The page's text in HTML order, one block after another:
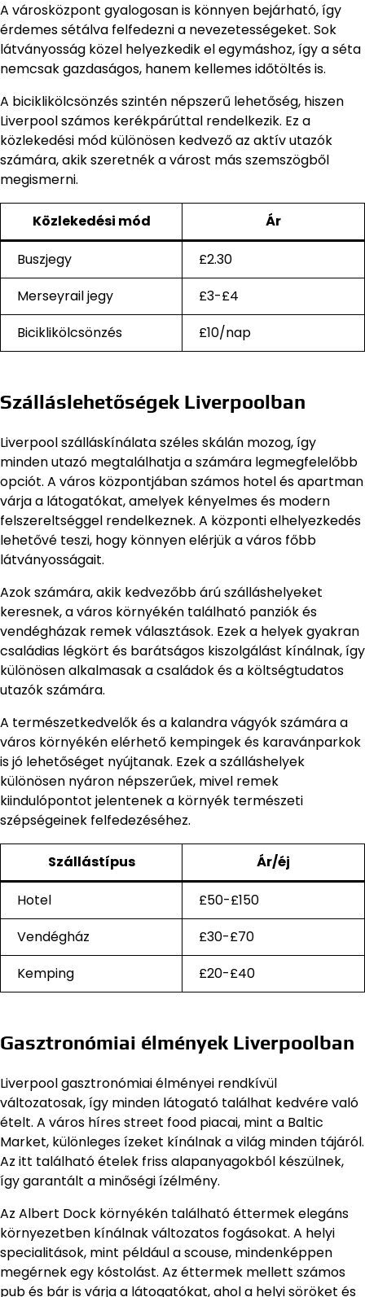
A városközpont gyalogosan is könnyen bejárható, így
érdemes sétálva felfedezni a nevezetességeket. Sok
látványosság közel helyezkedik el egymáshoz, így a séta
nemcsak gazdaságos, hanem kellemes időtöltés is.
A biciklikölcsönzés szintén népszerű lehetőség, hiszen
Liverpool számos kerékpárúttal rendelkezik. Ez a
közlekedési mód különösen kedvező az aktív utazók
számára, akik szeretnék a várost más szemszögből
megismerni.
Közlekedési mód Ár
Buszjegy
£2.30
Merseyrail jegy
£3-£4
Biciklikölcsönzés
£10/nap
Szálláslehetőségek Liverpoolban
Liverpool szálláskínálata széles skálán mozog, így
minden utazó megtalálhatja a számára legmegfelelőbb
opciót. A város központjában számos hotel és apartman
várja a látogatókat, amelyek kényelmes és modern
felszereltséggel rendelkeznek. A központi elhelyezkedés
lehetővé teszi, hogy könnyen elérjük a város főbb
látványosságait.
Azok számára, akik kedvezőbb árú szálláshelyeket
keresnek, a város környékén található panziók és
vendégházak remek választások. Ezek a helyek gyakran
családias légkört és barátságos kiszolgálást kínálnak, így
különösen alkalmasak a családok és a költségtudatos
utazók számára.
A természetkedvelők és a kalandra vágyók számára a
város környékén elérhető kempingek és karavánparkok
is jó lehetőséget nyújtanak. Ezek a szálláshelyek
különösen nyáron népszerűek, mivel remek
kiindulópontot jelentenek a környék természeti
szépségeinek felfedezéséhez.
Szállástípus Ár/éj
Hotel
£50-£150
Vendégház
£30-£70
Kemping
£20-£40
Gasztronómiai élmények Liverpoolban
Liverpool gasztronómiai élményei rendkívül
változatosak, így minden látogató találhat kedvére való
ételt. A város híres street food piacai, mint a Baltic
Market, különleges ízeket kínálnak a világ minden tájáról.
Az itt található ételek friss alapanyagokból készülnek,
így garantált a minőségi ízélmény.
Az Albert Dock környékén található éttermek elegáns
környezetben kínálnak változatos fogásokat. A helyi
specialitások, mint például a scouse, mindenképpen
megérnek egy kóstolást. Az éttermek mellett számos
pub és bár is várja a látogatókat, ahol a helyi söröket és